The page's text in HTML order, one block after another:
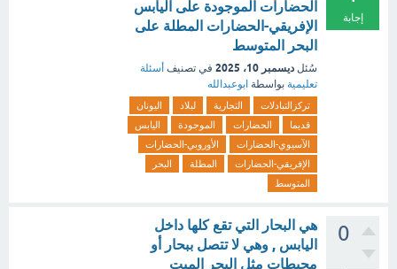
إجابة
الحضارات الموجودة على اليابس
الإفريقي-الحضارات المطلة على
البحر المتوسط
سُئل ديسمبر 10، 2025 في تصنيف أسئلة
تعليمية بواسطة ابوعبدالله
تركزالتبادلات التجارية لبلاد
اليونان
قديما
الحضارات الموجودة
اليابس
الآسيوي-الحضارات
الأوروبي-الحضارات
الإفريقي-الحضارات
المطلة
البحر
المتوسط
0
هي البحار التي تقع كلها داخل
اليابس , وهي لا تتصل ببحار أو
محيطات مثل البحر الميت